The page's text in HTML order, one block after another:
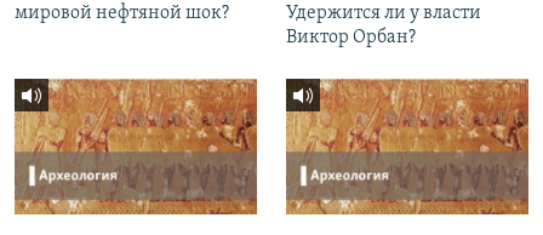
мировой нефтяной шок?
Удержится ли у власти
Виктор Орбан?